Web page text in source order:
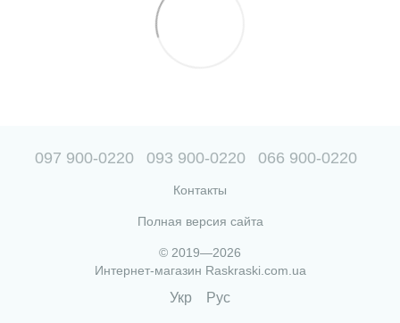
097 900-0220 093 900-0220 066 900-0220
Контакты
Полная версия сайта
© 2019—2026
Интернет-магазин Raskraski.com.ua
Укр Рус